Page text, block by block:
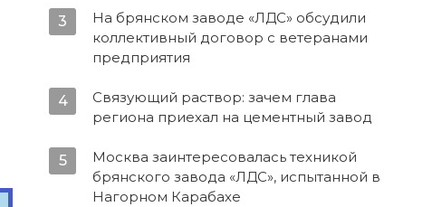
3
На брянском заводе «ЛДС» обсудили
коллективный договор с ветеранами
предприятия
4
Связующий раствор: зачем глава
региона приехал на цементный завод
5
Москва заинтересовалась техникой
брянского завода «ЛДС», испытанной в
Нагорном Карабахе